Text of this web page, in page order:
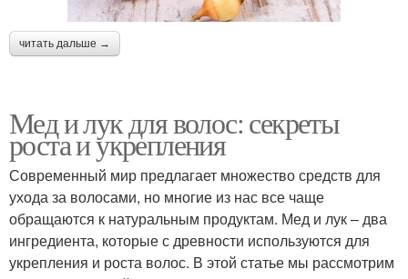
читать дальше →
Мед и лук для волос: секреты
роста и укрепления
Современный мир предлагает множество средств для
ухода за волосами, но многие из нас все чаще
обращаются к натуральным продуктам. Мед и лук – два
ингредиента, которые с древности используются для
укрепления и роста волос. В этой статье мы рассмотрим